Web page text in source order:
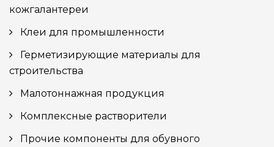
кожгалантереи
Клеи для промышленности
Герметизирующие материалы для
строительства
Малотоннажная продукция
Комплексные растворители
Прочие компоненты для обувного